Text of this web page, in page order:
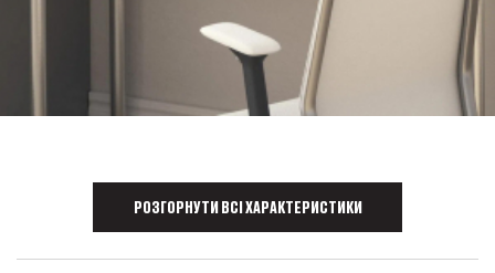
РОЗГОРНУТИ ВСІ ХАРАКТЕРИСТИКИ